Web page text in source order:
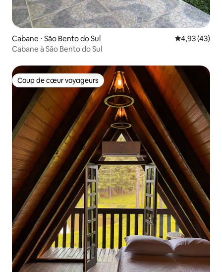
Cabane ⋅ São Bento do Sul Évaluation
4,93 (43)
Cabane à São Bento do Sul
Coup de cœur voyageurs
Coup de cœur voyageurs